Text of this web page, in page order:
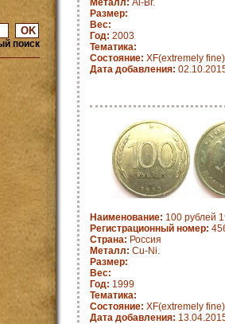
поиск
Металл: Al-Br.
Размер:
Вес:
Год: 2003
Тематика:
Состояние: XF(extremely fine)
Дата добавления:
Наименование: 100 рублей
Регистрационный номер:
Страна: Россия
Металл: Cu-Ni.
Размер:
Вес:
Год: 1999
Тематика:
Состояние: XF(extremely fine)
Дата добавления: